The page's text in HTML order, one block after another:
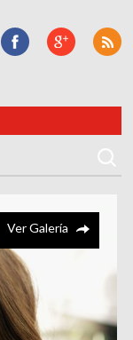
Ver Galería